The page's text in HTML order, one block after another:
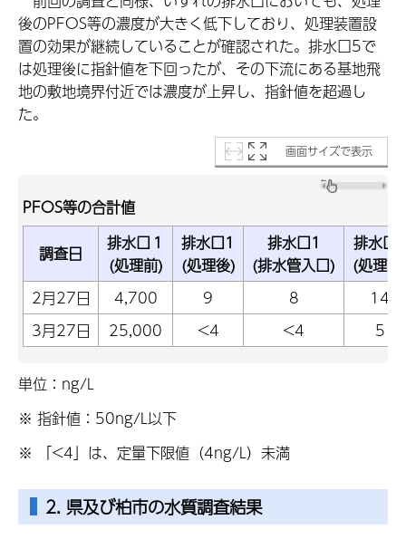
後のPFOS等の濃度が大きく低下しており、処理装置設
置の効果が継続していることが確認された。排水口5で
は処理後に指針値を下回ったが、その下流にある基地飛
地の敷地境界付近では濃度が上昇し、指針値を超過し
た。
画面サイズで表示
PFOS等の合計値
調査日
排水口１
(処理前)
排水口1
(処理後)
排水口1
(排水管入口)
排水口2
(処理前)
2月27日
4,700 9 8
14
3月27日
25,000 <4 <4 5
単位：ng/L
※ 指針値：50ng/L以下
※ 「<4」は、定量下限値（4ng/L）未満
2. 県及び柏市の水質調査結果